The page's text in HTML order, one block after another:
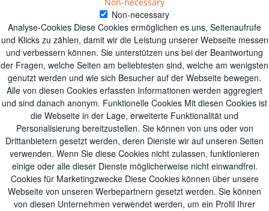
Non-necessary
Analyse-Cookies Diese Cookies ermöglichen es uns, Seitenaufrufe
und Klicks zu zählen, damit wir die Leistung unserer Webseite messen
und verbessern können. Sie unterstützen uns bei der Beantwortung
der Fragen, welche Seiten am beliebtesten sind, welche am wenigsten
genutzt werden und wie sich Besucher auf der Webseite bewegen.
Alle von diesen Cookies erfassten Informationen werden aggregiert
und sind danach anonym. Funktionelle Cookies Mit diesen Cookies ist
die Webseite in der Lage, erweiterte Funktionalität und
Personalisierung bereitzustellen. Sie können von uns oder von
Drittanbietern gesetzt werden, deren Dienste wir auf unseren Seiten
verwenden. Wenn Sie diese Cookies nicht zulassen, funktionieren
einige oder alle dieser Dienste möglicherweise nicht einwandfrei.
Cookies für Marketingzwecke Diese Cookies können über unsere
Webseite von unseren Werbepartnern gesetzt werden. Sie können
von diesen Unternehmen verwendet werden, um ein Profil Ihrer